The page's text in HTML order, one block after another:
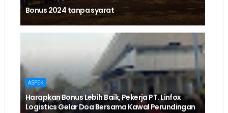
Bonus 2024 tanpa syarat
ASPEK
Harapkan Bonus Lebih Baik, Pekerja PT. Linfox
Logistics Gelar Doa Bersama Kawal Perundingan